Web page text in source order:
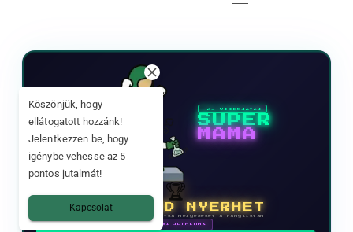
ÚJ VIDEOJÁTÉK
SUPER
MAMA
🏆
1 KG CBD NYERHET
Vegyen részt és javítsa helyezését a ranglistán
🗓 HAVI JUTALMAK
Köszönjük, hogy
ellátogatott hozzánk!
Jelentkezzen be, hogy
igénybe vehesse az 5
pontos jutalmát!
Kapcsolat